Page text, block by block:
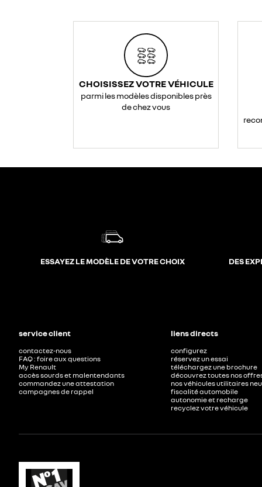
CHOISISSEZ VOTRE VÉHICULE
parmi les modèles disponibles près
de chez vous
ESSAYEZ LE MODÈLE DE VOTRE CHOIX DES
service client
contactez-nous
FAQ : foire aux questions
My Renault
accès sourds et malentendants
commandez une attestation
campagnes de rappel
liens directs
configurez
réservez un essai
téléchargez une brochure
découvrez toutes nos
nos véhicules utilitaires
fiscalité automobile
autonomie et recharge
recyclez votre véhicule